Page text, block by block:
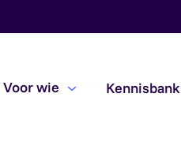
Voor wie Kennisbank